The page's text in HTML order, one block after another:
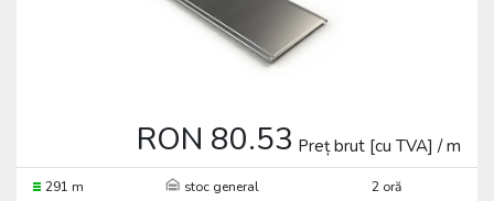
RON 80.53 Preț brut [cu TVA] / m
291 m stoc general
2 oră